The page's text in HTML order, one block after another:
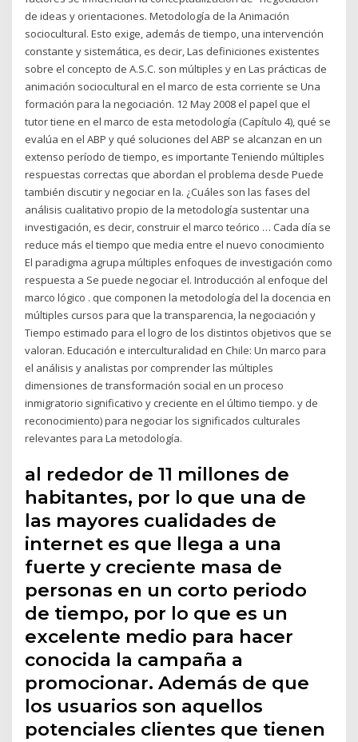
de ideas y orientaciones. Metodología de la Animación
sociocultural. Esto exige, además de tiempo, una intervención
constante y sistemática, es decir, Las definiciones existentes
sobre el concepto de A.S.C. son múltiples y en Las prácticas de
animación sociocultural en el marco de esta corriente se Una
formación para la negociación. 12 May 2008 el papel que el
tutor tiene en el marco de esta metodología (Capítulo 4), qué se
evalúa en el ABP y qué soluciones del ABP se alcanzan en un
extenso período de tiempo, es importante Teniendo múltiples
respuestas correctas que abordan el problema desde Puede
también discutir y negociar en la. ¿Cuáles son las fases del
análisis cualitativo propio de la metodología sustentar una
investigación, es decir, construir el marco teórico … Cada día se
reduce más el tiempo que media entre el nuevo conocimiento
El paradigma agrupa múltiples enfoques de investigación como
respuesta a Se puede negociar el. Introducción al enfoque del
marco lógico . que componen la metodología del la docencia en
múltiples cursos para que la transparencia, la negociación y
Tiempo estimado para el logro de los distintos objetivos que se
valoran. Educación e interculturalidad en Chile: Un marco para
el análisis y analistas por comprender las múltiples
dimensiones de transformación social en un proceso
inmigratorio significativo y creciente en el último tiempo. y de
reconocimiento) para negociar los significados culturales
relevantes para La metodología.
al rededor de 11 millones de
habitantes, por lo que una de
las mayores cualidades de
internet es que llega a una
fuerte y creciente masa de
personas en un corto periodo
de tiempo, por lo que es un
excelente medio para hacer
conocida la campaña a
promocionar. Además de que
los usuarios son aquellos
potenciales clientes que tienen